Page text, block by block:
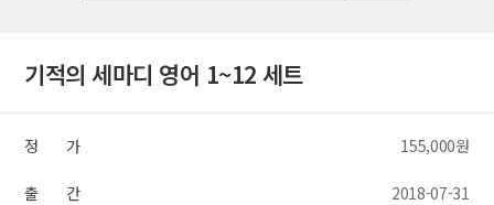
기적의 세마디 영어 1~12 세트
정 가 155,000원
출 간 2018-07-31